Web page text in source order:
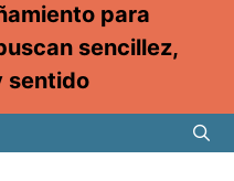
para
sencillez,
sentido